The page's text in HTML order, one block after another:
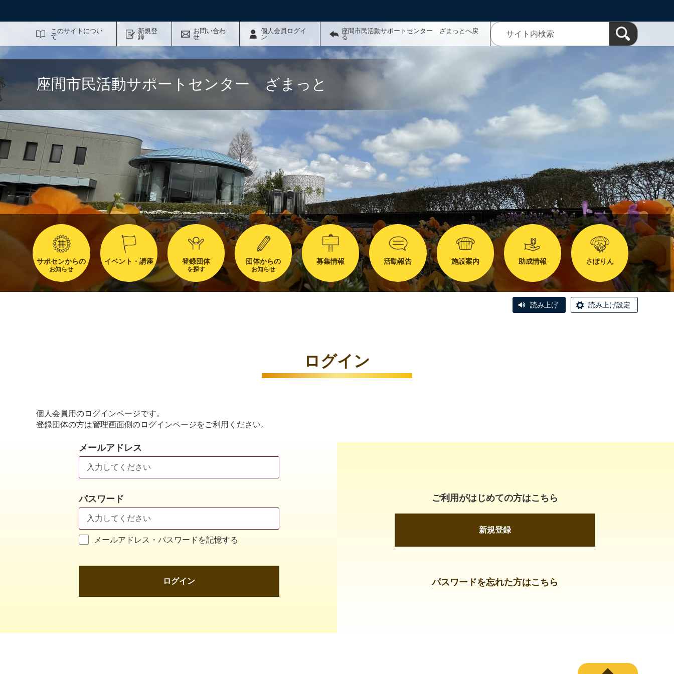
このサイトについ
て
新規登
録
お問い合わ
せ
個人会員ログイ
ン
座間市民活動サポートセンター ざまっとへ戻
る
座間市民活動サポートセンター ざまっと
サポセンからの
お知らせ
イベント・講座 登録団体
を探す
団体からの
お知らせ
募集情報 活動報告 施設案内 助成情報 さぽりん
読み上げ 読み上げ設定
ログイン
個人会員用のログインページです。
登録団体の方は管理画面側のログインページをご利用ください。
メールアドレス
パスワード
メールアドレス・パスワードを記憶する
ログイン
ご利用がはじめての方はこちら
新規登録
パスワードを忘れた方はこちら